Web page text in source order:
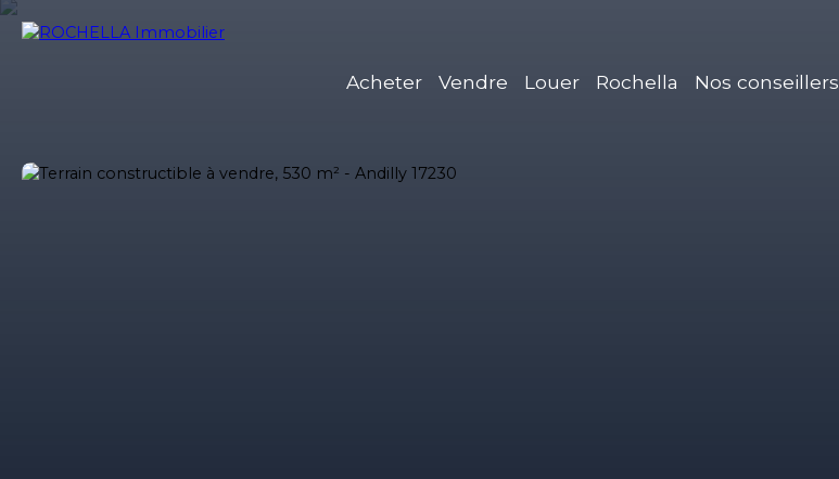
Acheter Vendre Louer Rochella Nos conseillers